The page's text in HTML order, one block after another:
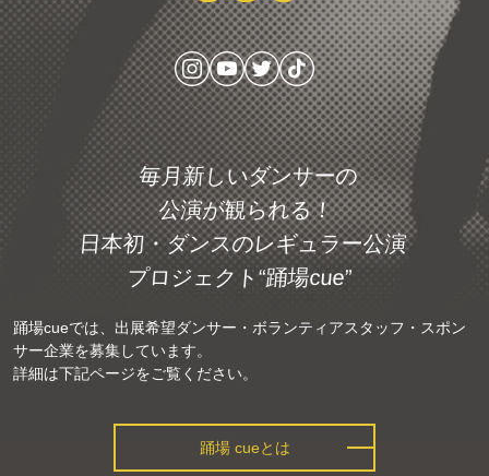
毎月新しいダンサーの
公演が観られる！
日本初・ダンスのレギュラー公演
プロジェクト“踊場cue”
踊場cueでは、出展希望ダンサー・ボランティアスタッフ・スポン
サー企業を募集しています。
詳細は下記ページをご覧ください。
踊場 cueとは